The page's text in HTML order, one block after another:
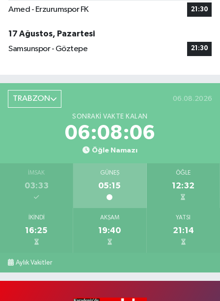
Amed - Erzurumspor FK 21:30
17 Ağustos, Pazartesi
Samsunspor - Göztepe
21:30
TRABZON 06.08.2026
SONRAKI VAKTE KALAN
06:08:05
Öğle Namazı
İMSAK
03:33
GÜNEŞ
05:15
ÖĞLE
12:32
İKINDI
16:25
AKŞAM
19:40
YATSI
21:14
Aylık Vakitler